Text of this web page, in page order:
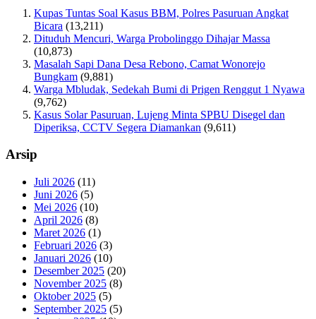
Kupas Tuntas Soal Kasus BBM, Polres Pasuruan Angkat
Bicara (13,211)
Dituduh Mencuri, Warga Probolinggo Dihajar Massa
(10,873)
Masalah Sapi Dana Desa Rebono, Camat Wonorejo
Bungkam (9,881)
Warga Mbludak, Sedekah Bumi di Prigen Renggut 1 Nyawa
(9,762)
Kasus Solar Pasuruan, Lujeng Minta SPBU Disegel dan
Diperiksa, CCTV Segera Diamankan (9,611)
Arsip
Juli 2026 (11)
Juni 2026 (5)
Mei 2026 (10)
April 2026 (8)
Maret 2026 (1)
Februari 2026 (3)
Januari 2026 (10)
Desember 2025 (20)
November 2025 (8)
Oktober 2025 (5)
September 2025 (5)